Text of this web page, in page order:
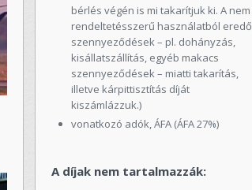
bérlés végén is mi takarítjuk ki. A nem
rendeltetésszerű használatból eredő
szennyeződések – pl. dohányzás,
kisállatszállítás, egyéb makacs
szennyeződések – miatti takarítás,
illetve kárpittisztítás díját
kiszámlázzuk.)
vonatkozó adók, ÁFA (ÁFA 27%)
A díjak nem tartalmazzák: